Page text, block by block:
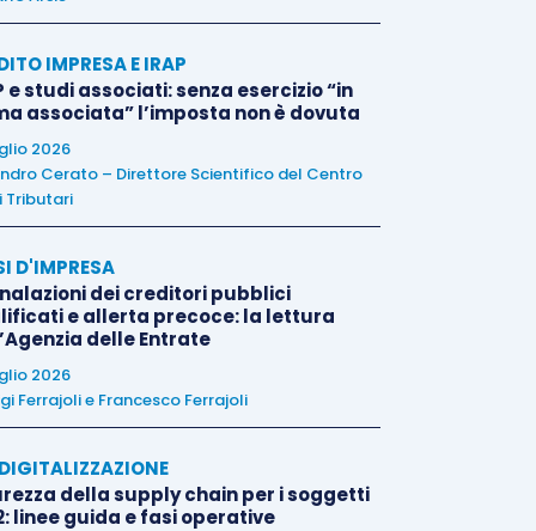
IMPRESA E IRAP
e studi associati: senza esercizio “in
associata” l’imposta non è dovuta
2026
Cerato – Direttore Scientifico del Centro
Tributari
D'IMPRESA
dei creditori pubblici
e allerta precoce: la lettura
delle Entrate
2026
Ferrajolie Francesco Ferrajoli
della supply chain per i soggetti
linee guida e fasi operative